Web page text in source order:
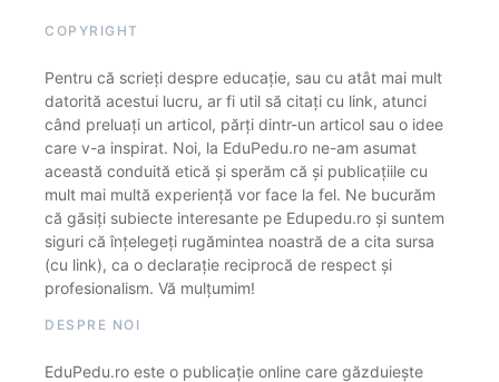
COPYRIGHT
Pentru că scrieți despre educație, sau cu atât mai mult
datorită acestui lucru, ar fi util să citați cu link, atunci
când preluați un articol, părți dintr-un articol sau o idee
care v-a inspirat. Noi, la EduPedu.ro ne-am asumat
această conduită etică și sperăm că și publicațiile cu
mult mai multă experiență vor face la fel. Ne bucurăm
că găsiți subiecte interesante pe Edupedu.ro și suntem
siguri că înțelegeți rugămintea noastră de a cita sursa
(cu link), ca o declarație reciprocă de respect și
profesionalism. Vă mulțumim!
DESPRE NOI
EduPedu.ro este o publicație online care găzduiește